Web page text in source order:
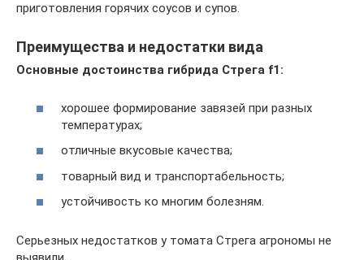
приготовления горячих соусов и супов.
Преимущества и недостатки вида
Основные достоинства гибрида Стрега f1:
хорошее формирование завязей при разных
температурах;
отличные вкусовые качества;
товарный вид и транспортабельность;
устойчивость ко многим болезням.
Серьезных недостатков у томата Стрега агрономы не